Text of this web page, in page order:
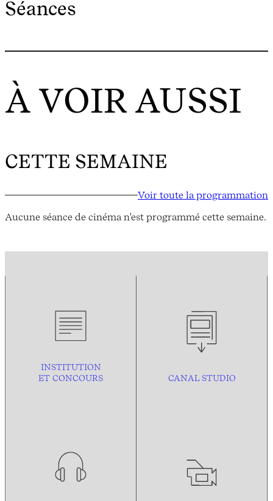
Séances
À VOIR AUSSI
CETTE SEMAINE
Voir toute la programmation
Aucune séance de cinéma n'est programmé cette semaine.
INSTITUTION
ET CONCOURS
CANAL STUDIO